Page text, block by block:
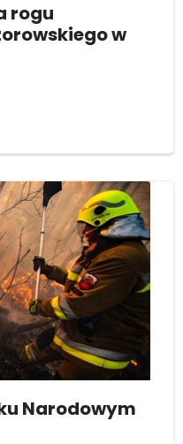
rogu
w
Narodowym